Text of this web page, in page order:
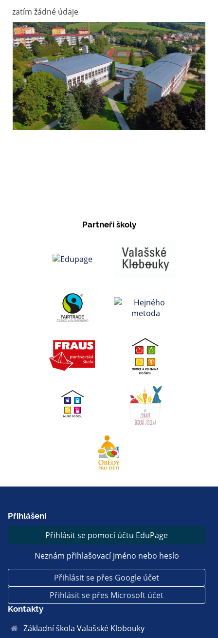
zatím žádné údaje
Partneři školy
Přihlášení
Přihlásit se pomocí účtu EduPage
Neznám přihlašovací jméno nebo heslo
Přihlásit se přes Google účet
Přihlásit se přes Microsoft účet
Kontakty
Základní škola Valašské Klobouky